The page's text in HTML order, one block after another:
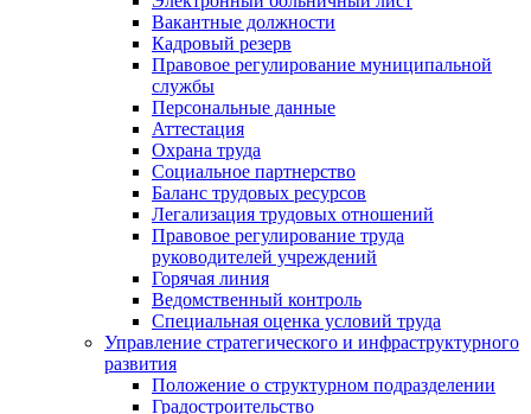
Вакантные должности
Кадровый резерв
Правовое регулирование муниципальной
службы
Персональные данные
Аттестация
Охрана труда
Социальное партнерство
Баланс трудовых ресурсов
Легализация трудовых отношений
Правовое регулирование труда
руководителей учреждений
Горячая линия
Ведомственный контроль
Специальная оценка условий труда
Управление стратегического и инфраструктурного
развития
Положение о структурном подразделении
Градостроительство